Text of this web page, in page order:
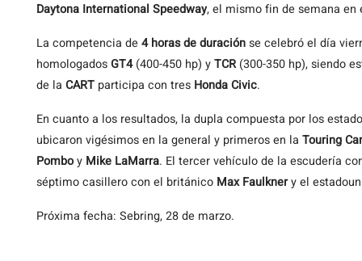
Daytona International Speedway, el mismo fin de semana
La competencia de 4 horas de duraciónse celebró el día
homologadosGT4(400-450 hp) yTCR(300-350 hp), siendo
de la CART participa con tres Honda Civic.
En cuanto a los resultados, la dupla compuesta por los
ubicaron vigésimos en la general y primeros en la Touring Car
Pomboy Mike LaMarra. El tercer vehículo de la escudería
séptimo casillero con el británico Max Faulknery el
Próxima fecha: Sebring, 28 de marzo.